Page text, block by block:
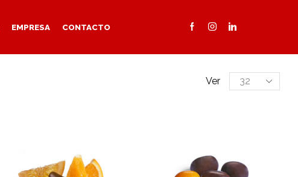
EMPRESA CONTACTO
Ver
Products
per